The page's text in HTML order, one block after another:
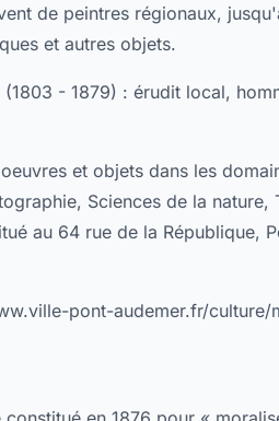
de peintres régionaux,
et autres objets.
- 1879) : érudit local,
et objets dans les
Sciences de la
au 64 rue de la République,
pont-audemer.fr/culture/